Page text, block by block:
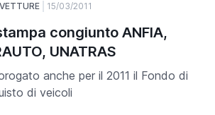
15/03/2011
congiunto ANFIA,
UNATRAS
anche per il 2011 il Fondo di
di veicoli